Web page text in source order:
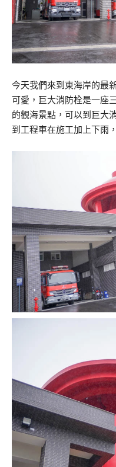
今天我們來到東海岸的最
可愛，巨大消防栓是一座
的觀海景點，可以到巨大
到工程車在施工加上下雨